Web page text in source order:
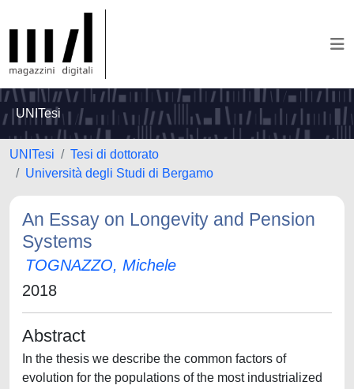
UNITesi
UNITesi
Tesi di dottorato
Università degli Studi di Bergamo
An Essay on Longevity and Pension
Systems
TOGNAZZO, Michele
2018
Abstract
In the thesis we describe the common factors of
evolution for the populations of the most industrialized